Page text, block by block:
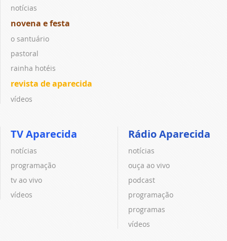
notícias
novena e festa
o santuário
pastoral
rainha hotéis
revista de aparecida
vídeos
TV Aparecida
notícias
programação
tv ao vivo
vídeos
Rádio Aparecida
notícias
ouça ao vivo
podcast
programação
programas
vídeos